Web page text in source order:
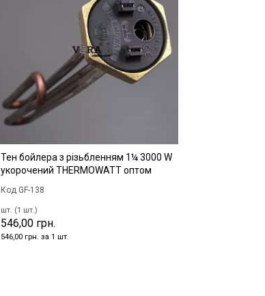
Тен бойлера з різьбленням 1¼ 3000 W
укорочений THERMOWATT оптом
Код GF-138
шт. (1 шт.)
546,00 грн.
546,00 грн. за 1 шт.